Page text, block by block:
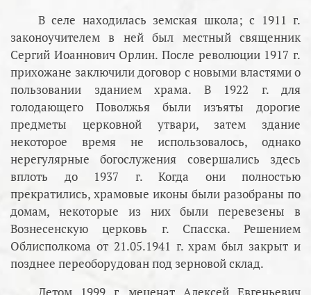
В селе находилась земская школа; с 1911 г.
законоучителем в ней был местный священник
Сергий Иоаннович Орлин. После революции 1917 г.
прихожане заключили договор с новыми властями о
пользовании зданием храма. В 1922 г. для
голодающего Поволжья были изъяты дорогие
предметы церковной утвари, затем здание
некоторое время не использовалось, однако
нерегулярные богослужения совершались здесь
вплоть до 1937 г. Когда они полностью
прекратились, храмовые иконы были разобраны по
домам, некоторые из них были перевезены в
Вознесенскую церковь г. Спасска. Решением
Облисполкома от 21.05.1941 г. храм был закрыт и
позднее переоборудован под зерновой склад.